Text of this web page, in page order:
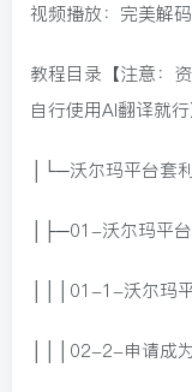
视频播放：完美解
教程目录【注意：
自行使用AI翻译就行
│└─沃尔玛平台套
│├─01-沃尔玛平
│││01-1-沃尔玛
│││02-2-申请成